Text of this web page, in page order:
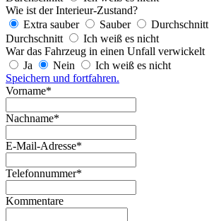
Wie ist der Interieur-Zustand?
Extra sauber
Sauber Durchschnitt
Durchschnitt
Ich weiß es nicht
War das Fahrzeug in einen Unfall verwickelt
Ja
Nein
Ich weiß es nicht
Speichern und fortfahren.
Vorname*
Nachname*
E-Mail-Adresse*
Telefonnummer*
Kommentare